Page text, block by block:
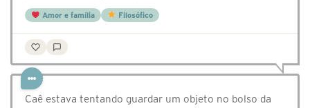
Amor e família Filosófico
Caê estava tentando guardar um objeto no bolso da